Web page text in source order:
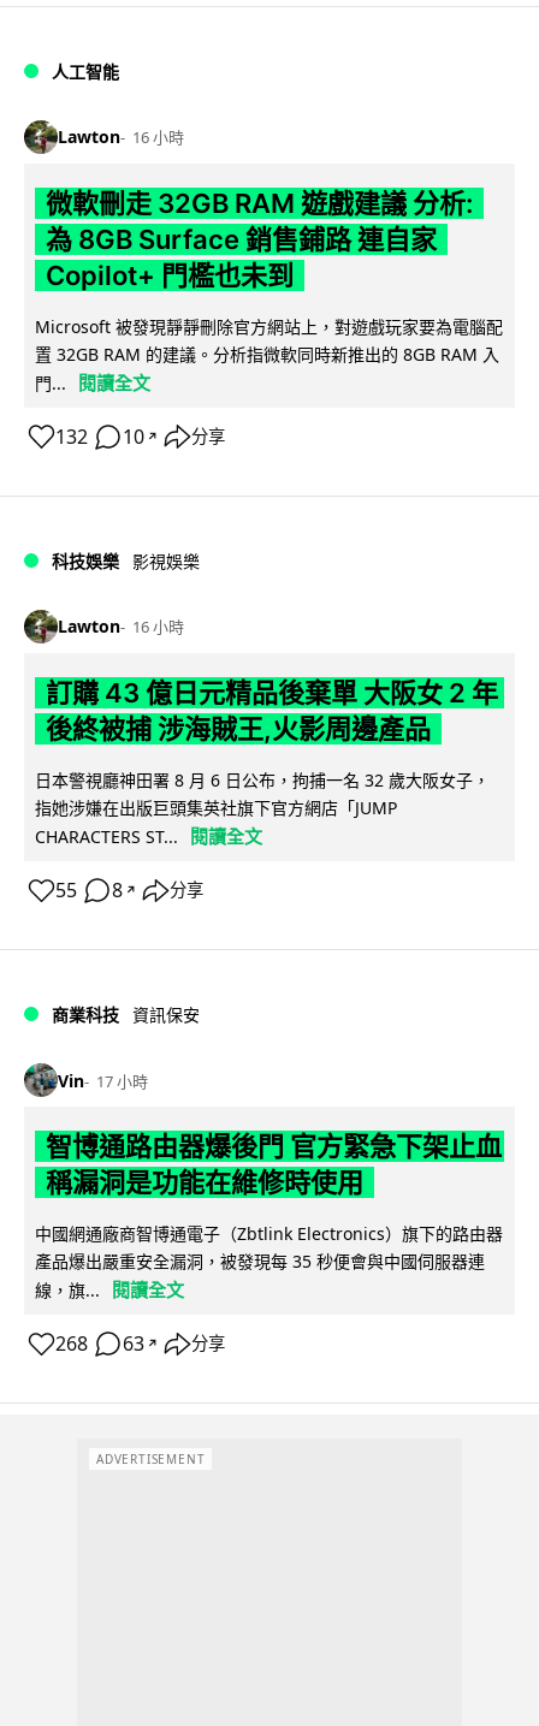
人工智能
Lawton 16 小時
微軟刪走 32GB RAM 遊戲建議 分析:
為 8GB Surface 銷售鋪路 連自家
Copilot+ 門檻也未到
Microsoft 被發現靜靜刪除官方網站上，對遊戲玩家要為電腦配
置 32GB RAM 的建議。分析指微軟同時新推出的 8GB RAM 入
門...
閱讀全文
132 10 ↗ 分享
科技娛樂 影視娛樂
Lawton 16 小時
訂購 43 億日元精品後棄單 大阪女 2 年
後終被捕 涉海賊王,火影周邊產品
日本警視廳神田署 8 月 6 日公布，拘捕一名 32 歲大阪女子，
指她涉嫌在出版巨頭集英社旗下官方網店「JUMP
CHARACTERS ST...
閱讀全文
55 8 ↗ 分享
商業科技 資訊保安
Vin 17 小時
智博通路由器爆後門 官方緊急下架止血
稱漏洞是功能在維修時使用
中國網通廠商智博通電子（Zbtlink Electronics）旗下的路由器
產品爆出嚴重安全漏洞，被發現每 35 秒便會與中國伺服器連
線，旗...
閱讀全文
268 63 ↗ 分享
ADVERTISEMENT